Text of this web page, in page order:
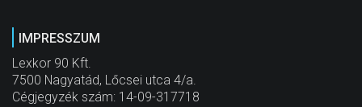
IMPRESSZUM
Lexkor 90 Kft.
7500 Nagyatád, Lőcsei utca 4/a.
Cégjegyzék szám: 14-09-317718